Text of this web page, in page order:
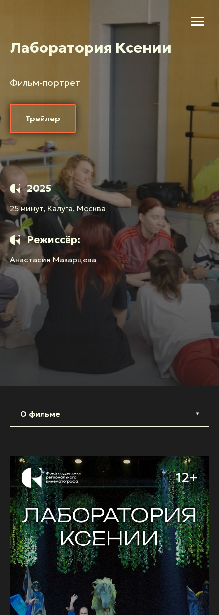
Лаборатория Ксении
Фильм-портрет
Трейлер
2025
25 минут, Калуга, Москва
Режиссёр:
Анастасия Макарцева